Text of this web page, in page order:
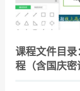
课程文件目
程（含国庆密